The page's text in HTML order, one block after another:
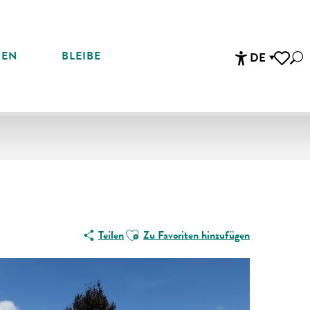
DE
BLEIBE
TeilenAjouter aux favoris
Zu Favoriten hinzufügen